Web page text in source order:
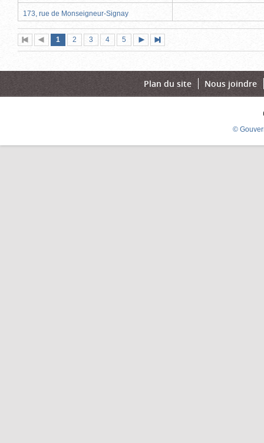
173, rue de Monseigneur-Signay
Première
page
Page
précédente
Page
1 (page
actuelle)
Page
2 Page
3 Page
4 Page
5
suivante
page
Plan du site Nous joindre
©